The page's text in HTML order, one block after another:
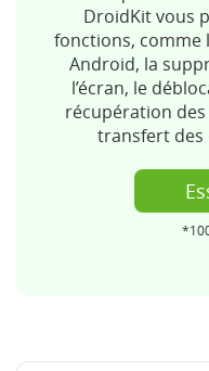
DroidKit vous
fonctions, comme
Android, la
l’écran, le
récupération des
transfert des